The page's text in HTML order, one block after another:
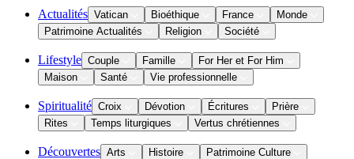
Actualités Vatican Bioéthique France
Monde
Patrimoine Actualités
Religion Société
Lifestyle Couple Famille
For Her et For Him
Maison
Santé Vie professionnelle
Spiritualité Croix Dévotion Écritures
Prière
Rites
Temps liturgiques Vertus chrétiennes
Découvertes Arts Histoire
Patrimoine Culture